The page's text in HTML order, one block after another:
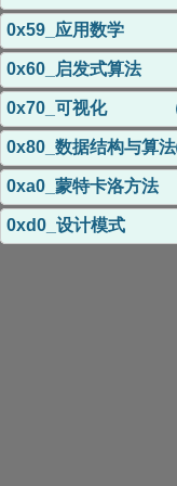
0x59_应用数学
0x60_启发式算法
0x70_可视化
0x80_数据结构与算法
0xa0_蒙特卡洛方法
0xd0_设计模式